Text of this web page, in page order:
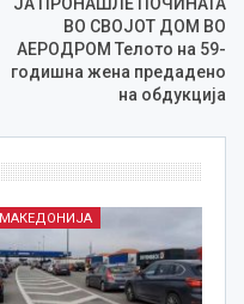
ЈА ПРОНАШЛЕ ПОЧИНАТА
ВО СВОЈОТ ДОМ ВО
АЕРОДРОМ Телото на 59-
годишна жена предадено
на обдукција
МАКЕДОНИЈА